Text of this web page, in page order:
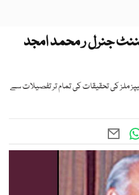
جنرل ر محمد امجد
ملز کی تحقیقات کی تمام تر تفصیلات سے